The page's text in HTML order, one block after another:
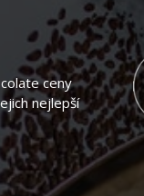
ceny
nejlepší